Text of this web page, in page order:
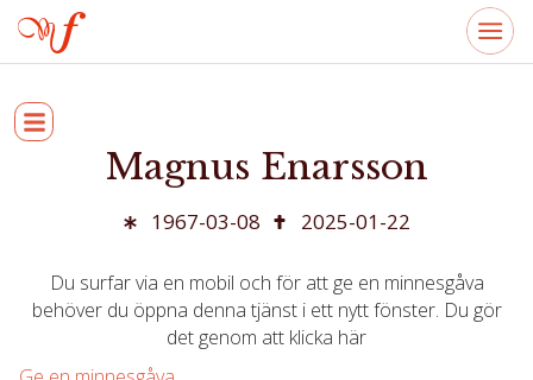
Magnus Enarsson
1967-03-08 2025-01-22
Du surfar via en mobil och för att ge en minnesgåva
behöver du öppna denna tjänst i ett nytt fönster. Du gör
det genom att klicka här